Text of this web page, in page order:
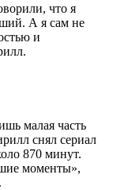
что я
А я сам не
и
малая часть
снял сериал
870 минут.
моменты»,